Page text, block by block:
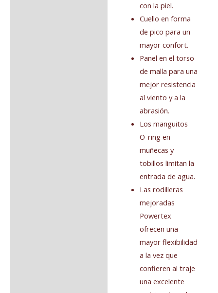
con la piel.
Cuello en forma
de pico para un
mayor confort.
Panel en el torso
de malla para una
mejor resistencia
al viento y a la
abrasión.
Los manguitos
O-ring en
muñecas y
tobillos limitan la
entrada de agua.
Las rodilleras
mejoradas
Powertex
ofrecen una
mayor flexibilidad
a la vez que
confieren al traje
una excelente